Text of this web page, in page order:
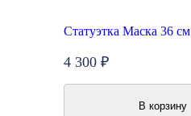
Статуэтка Маска 36 см
4 300 ₽
В корзину